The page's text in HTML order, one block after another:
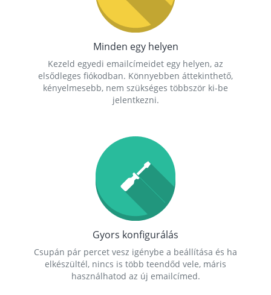
Minden egy helyen
Kezeld egyedi emailcímeidet egy helyen, az
elsődleges fiókodban. Könnyebben áttekinthető,
kényelmesebb, nem szükséges többször ki-be
jelentkezni.
Gyors konfigurálás
Csupán pár percet vesz igénybe a beállítása és ha
elkészültél, nincs is több teendőd vele, máris
használhatod az új emailcímed.